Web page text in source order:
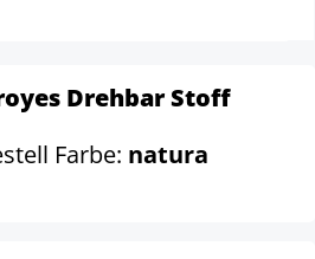
Drehbar Stoff
Farbe: natura